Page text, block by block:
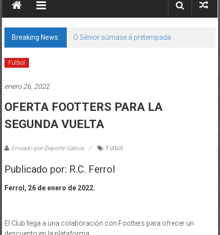
Breaking News: O Sénior súmase á pretempada
Fútbol
enero 26, 2022
OFERTA FOOTTERS PARA LA
SEGUNDA VUELTA
Enviado por:Deporte Galicia Fútbol
Publicado por: R.C. Ferrol
Ferrol, 26 de enero de 2022.
El Club llega a una colaboración con Footters para ofrecer un